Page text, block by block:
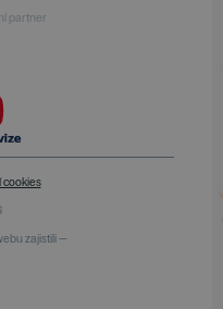
partner
cookies
zajistili —